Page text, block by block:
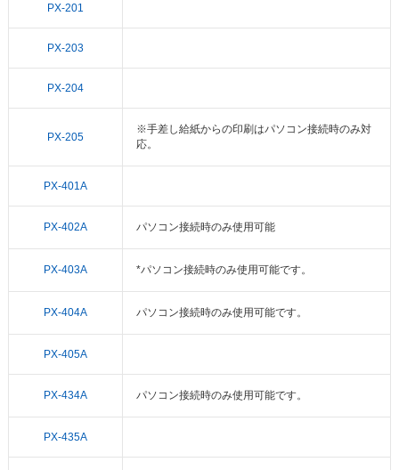
PX-201
PX-203
PX-204
PX-205
※手差し給紙からの印刷はパソコン接続時のみ対
応。
PX-401A
PX-402A パソコン接続時のみ使用可能
PX-403A *パソコン接続時のみ使用可能です。
PX-404A パソコン接続時のみ使用可能です。
PX-405A
PX-434A パソコン接続時のみ使用可能です。
PX-435A